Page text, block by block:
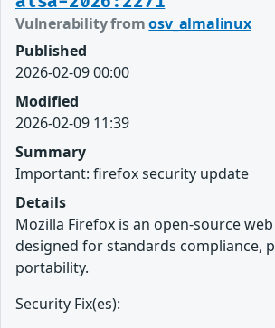
Vulnerability fromosv_almalinux
Published
2026-02-09 00:00
Modified
2026-02-09 11:39
Summary
Important: firefox security update
Details
Mozilla Firefox is an open-source
designed for standards compliance,
portability.
Security Fix(es):